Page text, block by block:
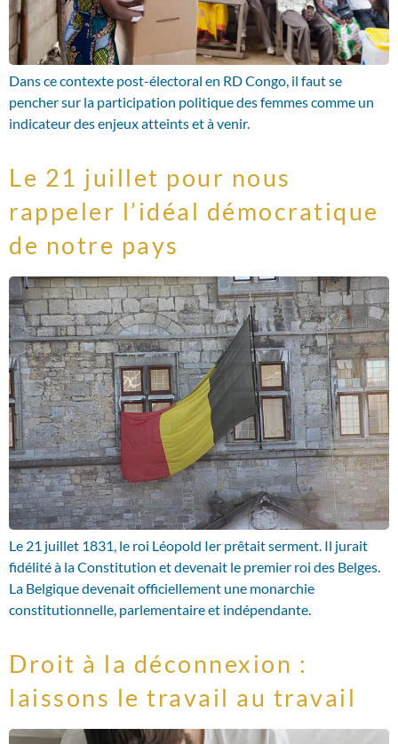
Dans ce contexte post-électoral en RD Congo, il faut se
pencher sur la participation politique des femmes comme un
indicateur des enjeux atteints et à venir.
Le 21 juillet pour nous
rappeler l’idéal démocratique
de notre pays
Le 21 juillet 1831, le roi Léopold Ier prêtait serment. Il jurait
fidélité à la Constitution et devenait le premier roi des Belges.
La Belgique devenait officiellement une monarchie
constitutionnelle, parlementaire et indépendante.
Droit à la déconnexion :
laissons le travail au travail